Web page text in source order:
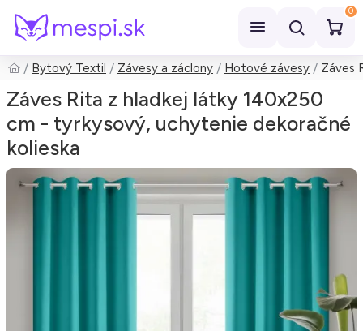
0
Hľadať
Bytový Textil Závesy a záclony Hotové závesy Záves
Záves Rita z hladkej látky 140x250
cm - tyrkysový, uchytenie dekoračné
kolieska